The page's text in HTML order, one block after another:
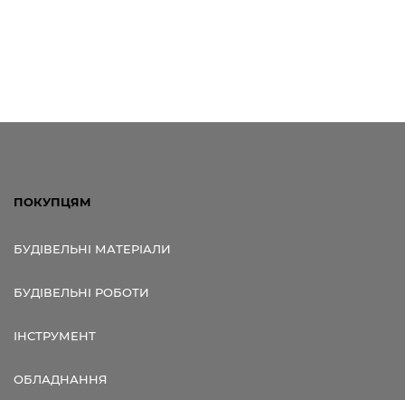
ПОКУПЦЯМ
БУДІВЕЛЬНІ МАТЕРІАЛИ
БУДІВЕЛЬНІ РОБОТИ
ІНСТРУМЕНТ
ОБЛАДНАННЯ